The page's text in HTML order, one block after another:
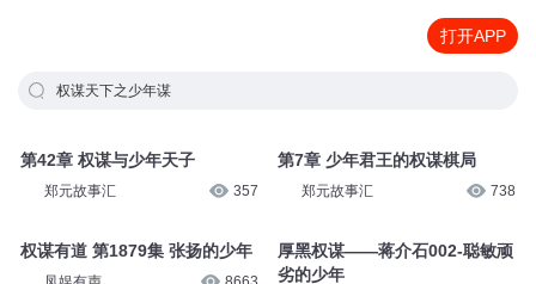
打开APP
权谋天下之少年谋
第42章 权谋与少年天子
郑元故事汇 357
权谋有道 第1879集 张扬的少年
第7章 少年君王的权谋棋局
郑元故事汇 738
厚黑权谋——蒋介石002-聪敏顽
劣的少年